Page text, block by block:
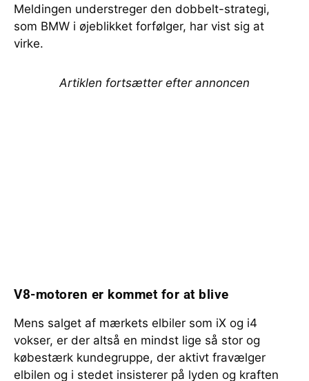
Meldingen understreger den dobbelt-strategi,
som BMW i øjeblikket forfølger, har vist sig at
virke.
Artiklen fortsætter efter annoncen
V8-motoren er kommet for at blive
Mens salget af mærkets elbiler som iX og i4
vokser, er der altså en mindst lige så stor og
købestærk kundegruppe, der aktivt fravælger
elbilen og i stedet insisterer på lyden og kraften